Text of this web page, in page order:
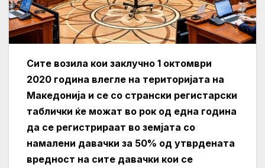
Сите возила кои заклучно 1 октомври
2020 година влегле на територијата на
Македонија и се со странски регистарски
таблички ќе можат во рок од една година
да се регистрираат во земјата со
намалени давачки за 50% од утврдената
вредност на сите давачки кои се